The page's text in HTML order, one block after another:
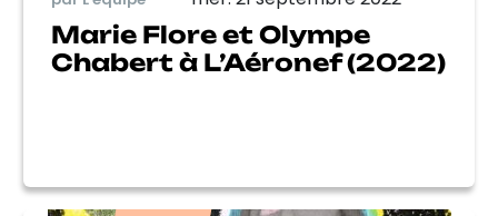
Marie Flore et Olympe
Chabert à L’Aéronef (2022)